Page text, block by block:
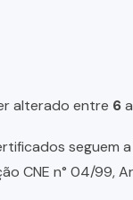
alterado entre 6a
seguem
CNE n° 04/99,